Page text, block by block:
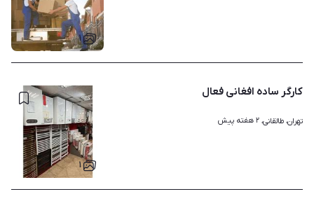
۱
۱
کارگر ساده افغانی فعال
تهران، طالقانی، ۲ هفته پیش